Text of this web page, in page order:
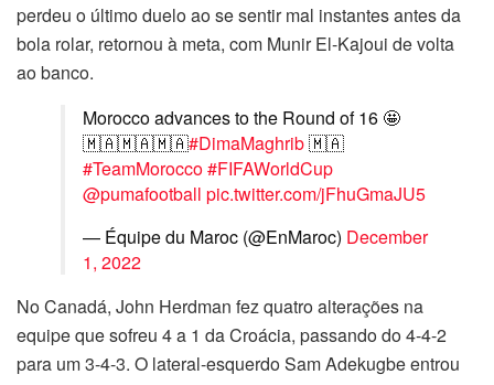
perdeu o último duelo ao se sentir mal instantes antes da
bola rolar, retornou à meta, com Munir El-Kajoui de volta
ao banco.
Morocco advances to the Round of 16 🤩
🇲🇦🇲🇦🇲🇦#DimaMaghrib🇲🇦
#TeamMorocco#FIFAWorldCup
@pumafootball pic.twitter.com/jFhuGmaJU5
— Équipe du Maroc (@EnMaroc) December
1, 2022
No Canadá, John Herdman fez quatro alterações na
equipe que sofreu 4 a 1 da Croácia, passando do 4-4-2
para um 3-4-3. O lateral-esquerdo Sam Adekugbe entrou